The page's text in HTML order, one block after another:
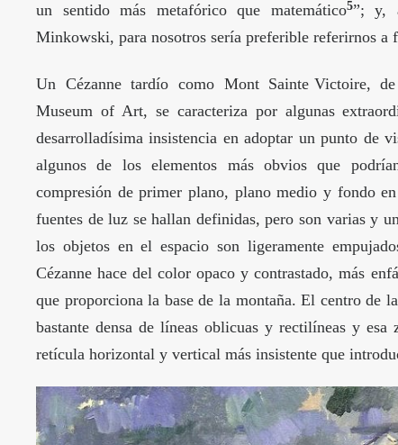
un sentido más metafórico que matemático5”; y,
Minkowski, para nosotros sería preferible referirnos a
Un Cézanne tardío como Mont Sainte Victoire, de
Museum of Art, se caracteriza por algunas
desarrolladísima insistencia en adoptar un punto de
algunos de los elementos más obvios que
compresión de primer plano, plano medio y fondo
fuentes de luz se hallan definidas, pero son varias y
los objetos en el espacio son ligeramente
Cézanne hace del color opaco y contrastado, más
que proporciona la base de la montaña. El centro de
bastante densa de líneas oblicuas y rectilíneas y
retícula horizontal y vertical más insistente que